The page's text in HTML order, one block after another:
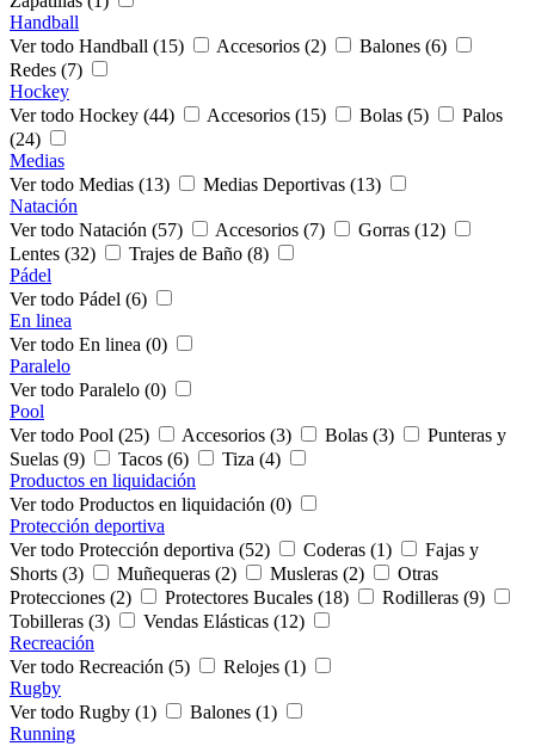
Handball
Ver todo Handball (15)
Accesorios (2)
Balones (6)
Redes (7)
Hockey
Ver todo Hockey (44)
Accesorios (15) Bolas (5)
Palos
(24)
Medias
Ver todo Medias (13)
Medias Deportivas (13)
Natación
Ver todo Natación (57)
Accesorios (7)
Gorras (12)
Lentes (32)
Trajes de Baño (8)
Pádel
Ver todo Pádel (6)
En linea
Ver todo En linea (0)
Paralelo
Ver todo Paralelo (0)
Pool
Ver todo Pool (25)
Accesorios (3) Bolas (3)
Punteras y
Suelas (9)
Tacos (6)
Tiza (4)
Productos en liquidación
Ver todo Productos en liquidación (0)
Protección deportiva
Ver todo Protección deportiva (52)
Coderas (1)
Fajas y
Shorts (3)
Muñequeras (2) Musleras (2)
Otras
Protecciones (2)
Protectores Bucales (18)
Rodilleras (9)
Tobilleras (3)
Vendas Elásticas (12)
Recreación
Ver todo Recreación (5)
Relojes (1)
Rugby
Ver todo Rugby (1)
Balones (1)
Running